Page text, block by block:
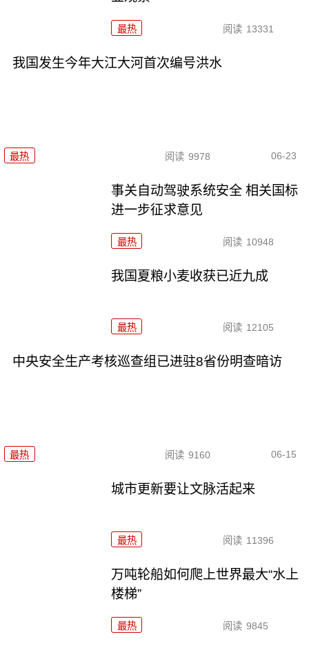
最热 阅读 13331
我国发生今年大江大河首次编号洪水
最热 阅读 9978 06-23
事关自动驾驶系统安全 相关国标
进一步征求意见
最热 阅读 10948
我国夏粮小麦收获已近九成
最热 阅读 12105
中央安全生产考核巡查组已进驻8省份明查暗访
最热 阅读 9160 06-15
城市更新要让文脉活起来
最热 阅读 11396
万吨轮船如何爬上世界最大“水上
楼梯”
最热 阅读 9845